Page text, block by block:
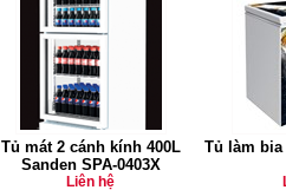
Tủ mát 2 cánh kính 400L
Sanden SPA-0403X
Liên hệ
Tủ làm bia